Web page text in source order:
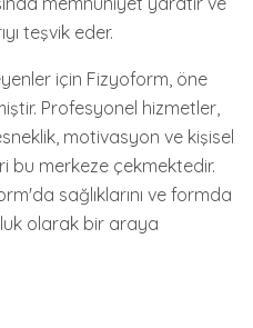
teşvik eder.
için Fizyoform, öne
Profesyonel hizmetler,
motivasyon ve kişisel
bu merkeze çekmektedir.
sağlıklarını ve formda
olarak bir araya